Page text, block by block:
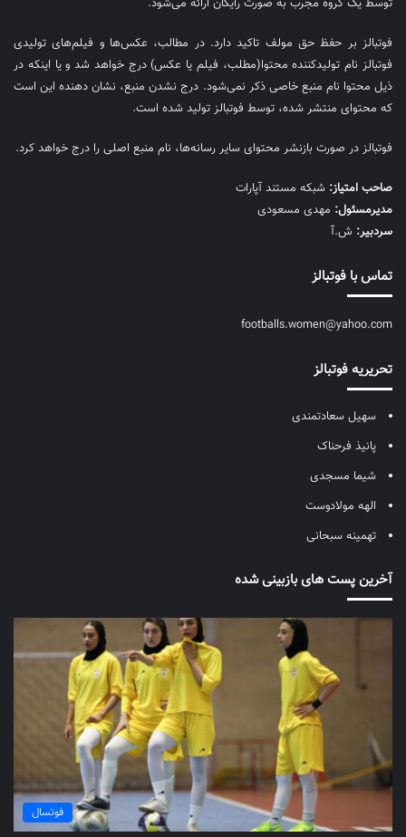
توسط یک گروه مجرب به صورت رایگان ارائه می‌شود.
فوتبالز بر حفظ حق مولف تاکید دارد. در مطالب، عکس‌ها و فیلم‌های تولیدی
فوتبالز نام تولیدکننده محتوا(مطلب، فیلم یا عکس) درج خواهد شد و یا اینکه در
ذیل محتوا نام منبع خاصی ذکر نمی‌‎شود. درج نشدن منبع، نشان دهنده این است
که محتوای منتشر شده، توسط فوتبالز تولید شده است.
فوتبالز در صورت بازنشر محتوای سایر رسانه‌ها، نام منبع اصلی را درج خواهد کرد.
صاحب امتیاز: شبکه مستند آپارات
مديرمسئول: مهدی مسعودی
سردبیر: ش.آ
تماس با فوتبالز
footballs.women@yahoo.com
تحریریه فوتبالز
سهیل سعادتمندی
پانیذ فرحناک
شیما مسجدی
الهه مولادوست
تهمینه سبحانی
آخرین پست های بازبینی شده
فوتسال